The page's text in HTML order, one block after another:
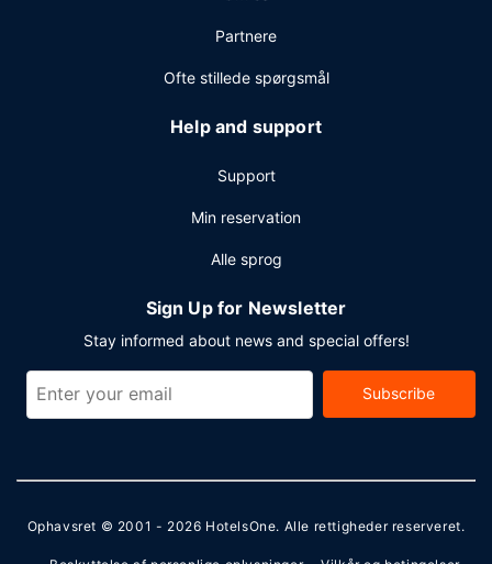
Partnere
Ofte stillede spørgsmål
Help and support
Support
Min reservation
Alle sprog
Sign Up for Newsletter
Stay informed about news and special offers!
Subscribe
Ophavsret © 2001 - 2026 HotelsOne. Alle rettigheder reserveret.